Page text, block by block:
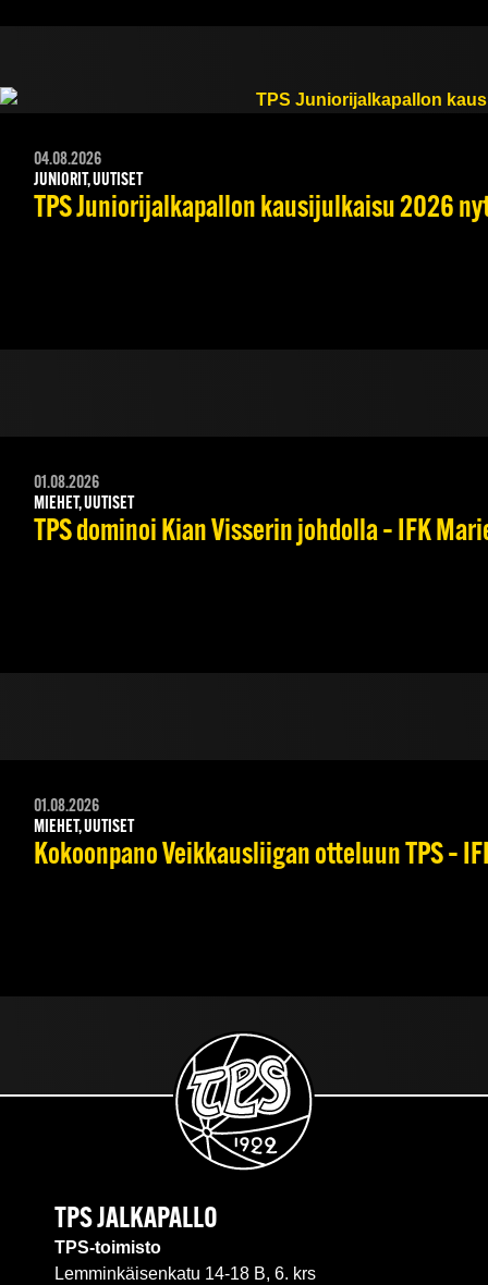
04.08.2026
JUNIORIT, UUTISET
TPS Juniorijalkapallon kausijulkaisu 2026
01.08.2026
MIEHET, UUTISET
TPS dominoi Kian Visserin johdolla – IFK
01.08.2026
MIEHET, UUTISET
Kokoonpano Veikkausliigan otteluun TPS –
TPS JALKAPALLO
TPS-toimisto
Lemminkäisenkatu 14-18 B, 6. krs